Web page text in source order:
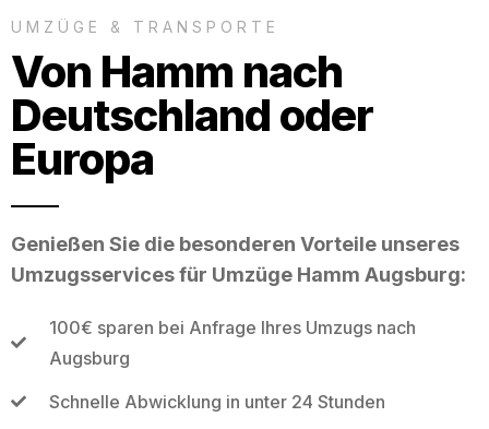
UMZÜGE & TRANSPORTE
Von Hamm nach
Deutschland oder
Europa
Genießen Sie die besonderen Vorteile unseres
Umzugsservices für Umzüge Hamm Augsburg:
100€ sparen bei Anfrage Ihres Umzugs nach
Augsburg
Schnelle Abwicklung in unter 24 Stunden